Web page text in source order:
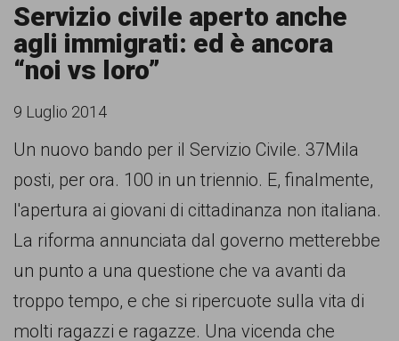
Servizio civile aperto anche
agli immigrati: ed è ancora
“noi vs loro”
9 Luglio 2014
Un nuovo bando per il Servizio Civile. 37Mila
posti, per ora. 100 in un triennio. E, finalmente,
l'apertura ai giovani di cittadinanza non italiana.
La riforma annunciata dal governo metterebbe
un punto a una questione che va avanti da
troppo tempo, e che si ripercuote sulla vita di
molti ragazzi e ragazze. Una vicenda che